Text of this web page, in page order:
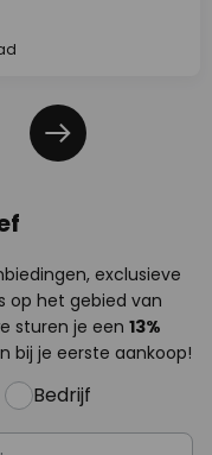
Volgende
exclusieve
op het gebied van
sturen je een 13%
bij je eerste aankoop!
Bedrijf